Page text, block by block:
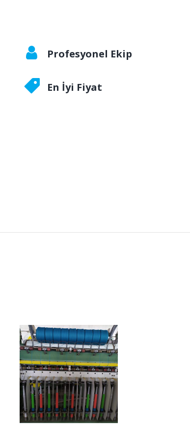
Profesyonel Ekip
En İyi Fiyat